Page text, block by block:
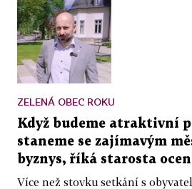
ZELENÁ OBEC ROKU
Když budeme atraktivní
staneme se zajímavým
byznys, říká starosta
Více než stovku setkání s